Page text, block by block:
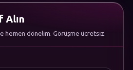
Alın
hemen dönelim. Görüşme ücretsiz.